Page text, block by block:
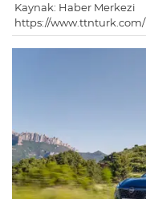
Kaynak: Haber Merkezi
https://www.ttnturk.com/